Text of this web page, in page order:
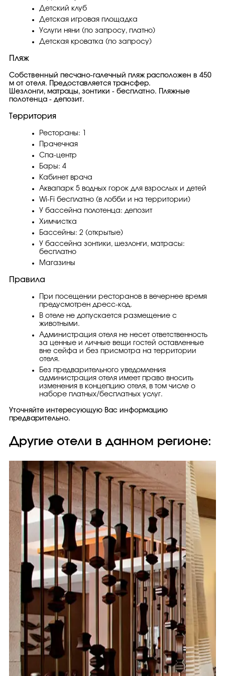
Детский клуб
Детская игровая площадка
Услуги няни (по запросу, платно)
Детская кроватка (по запросу)
Пляж
Собственный песчано-галечный пляж расположен в 450
м от отеля. Предоставляется трансфер.
Шезлонги, матрацы, зонтики - бесплатно. Пляжные
полотенца - депозит.
Территория
Рестораны: 1
Прачечная
Спа-центр
Бары: 4
Кабинет врача
Аквапарк 5 водных горок для взрослых и детей
Wi-Fi бесплатно (в лобби и на территории)
У бассейна полотенца: депозит
Химчистка
Бассейны: 2 (открытые)
У бассейна зонтики, шезлонги, матрасы:
бесплатно
Магазины
Правила
При посещении ресторанов в вечернее время
предусмотрен дресс-код.
В отеле не допускается размещение с
животными.
Администрация отеля не несет ответственность
за ценные и личные вещи гостей оставленные
вне сейфа и без присмотра на территории
отеля.
Без предварительного уведомления
администрация отеля имеет право вносить
изменения в концепцию отеля, в том числе о
наборе платных/бесплатных услуг.
Уточняйте интересующую Вас информацию
предварительно.
Другие отели в данном регионе: